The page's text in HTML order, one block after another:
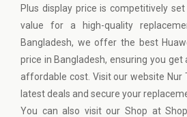
Plus display price is competitively
value for a high-quality
Bangladesh, we offer the best
price in Bangladesh, ensuring you get
affordable cost. Visit our website Nur
latest deals and secure your
You can also visit our Shop at